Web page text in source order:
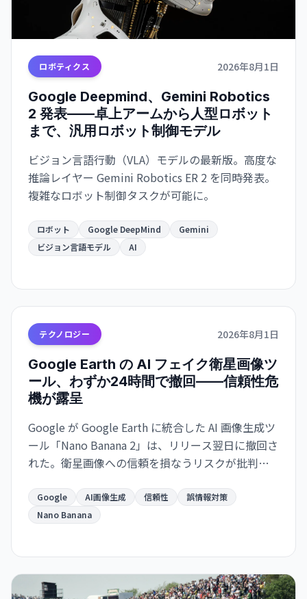
ロボティクス 2026年8月1日
Google Deepmind、Gemini Robotics
2 発表——卓上アームから人型ロボット
まで、汎用ロボット制御モデル
ビジョン言語行動（VLA）モデルの最新版。高度な
推論レイヤー Gemini Robotics ER 2 を同時発表。
複雑なロボット制御タスクが可能に。
ロボット Google DeepMind
Gemini
ビジョン言語モデル
AI
テクノロジー 2026年8月1日
Google Earth の AI フェイク衛星画像ツ
ール、わずか24時間で撤回——信頼性危
機が露呈
Google が Google Earth に統合した AI 画像生成ツ
ール「Nano Banana 2」は、リリース翌日に撤回さ
れた。衛星画像への信頼を損なうリスクが批判を
止。AI 時代における「真実の証拠」の定義が問わ
れている。
Google AI画像生成 信頼性
誤情報対策
Nano Banana